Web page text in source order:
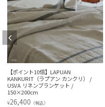
【ポイント10倍】LAPUAN
KANKURIT（ラプアン カンクリ） /
USVA リネンブランケット /
150×200cm
¥26,400 （税込）